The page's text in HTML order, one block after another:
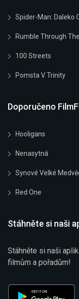
Spider-Man: Daleko
Rumble Through
100 Streets
Pomsta V Trinity
Doporučeno
Hooligans
Nenasytná
Synové Velké
Red One
Stáhněte si naši
Stáhněte si naši
filmům a pořadům!